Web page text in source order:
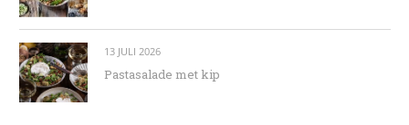
13 JULI 2026
Pastasalade met kip